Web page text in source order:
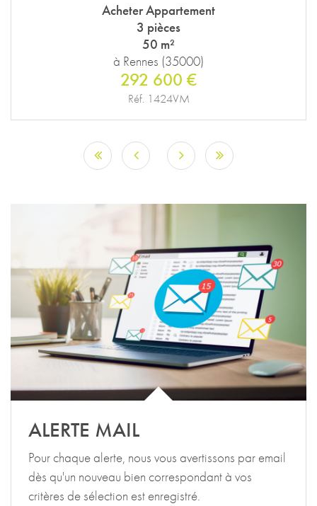
Acheter Appartement
3 pièces
50 m²
à Rennes (35000)
292 600 €
Réf. 1424VM
ALERTE MAIL
Pour chaque alerte, nous vous avertissons par email
dès qu'un nouveau bien correspondant à vos
critères de sélection est enregistré.